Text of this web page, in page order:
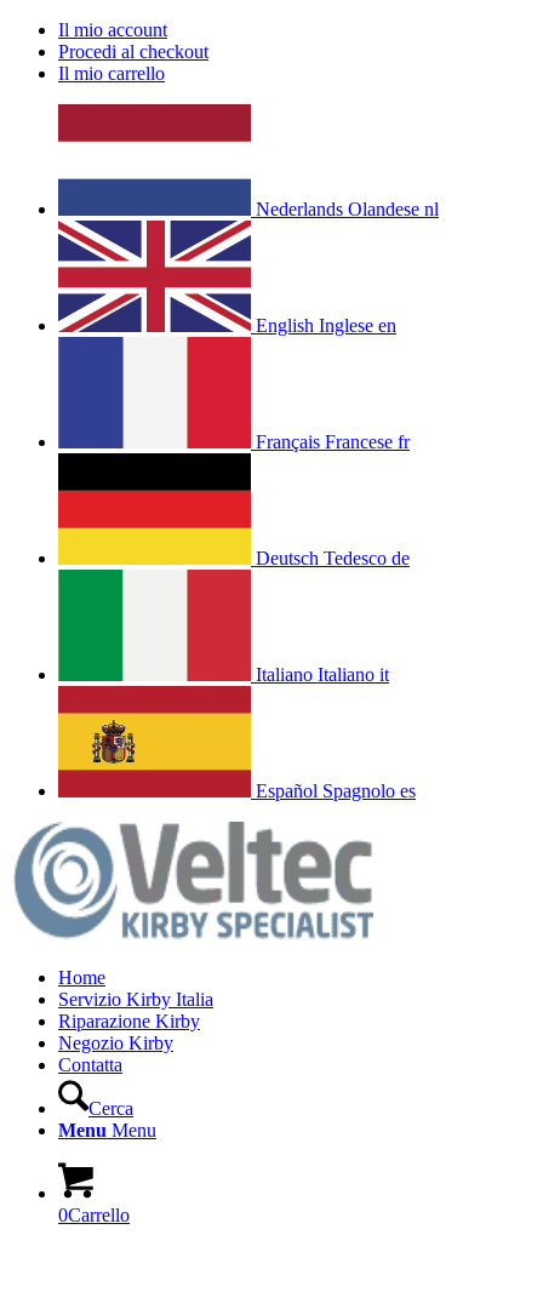
Il mio account
Procedi al checkout
Il mio carrello
Nederlands Olandese nl
English Inglese en
Français Francese fr
Deutsch Tedesco de
Italiano Italiano it
Español Spagnolo es
Home
Servizio Kirby Italia
Riparazione Kirby
Negozio Kirby
Contatta
Cerca
Menu Menu
0Carrello